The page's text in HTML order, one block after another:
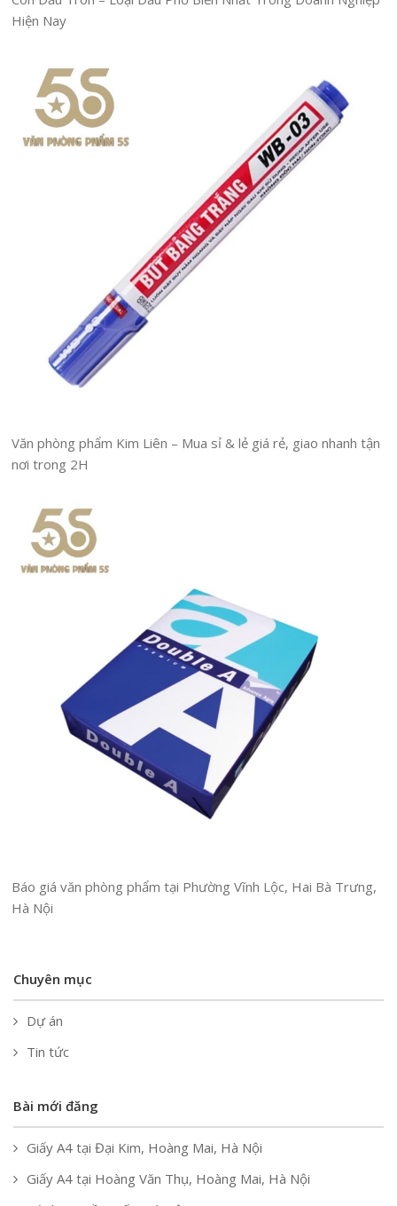
Hiện Nay
Văn phòng phẩm Kim Liên – Mua sỉ & lẻ giá rẻ, giao nhanh tận
nơi trong 2H
Báo giá văn phòng phẩm tại Phường Vĩnh Lộc, Hai Bà Trưng,
Hà Nội
Chuyên mục
Dự án
Tin tức
Bài mới đăng
Giấy A4 tại Đại Kim, Hoàng Mai, Hà Nội
Giấy A4 tại Hoàng Văn Thụ, Hoàng Mai, Hà Nội